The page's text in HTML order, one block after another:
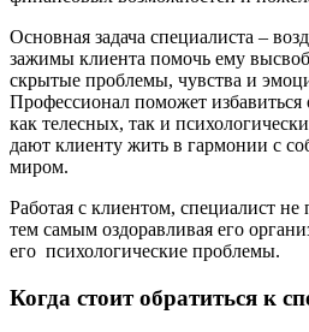
Основная задача специалиста –
зажимы клиента помочь ему
скрытые проблемы, чувства и
Профессионал поможет
как телесных, так и
дают клиенту жить в гармонии с
миром.
Работая с клиентом, специалист не
тем самым оздоравливая его
его психологические проблемы.
Когда стоит обратиться к